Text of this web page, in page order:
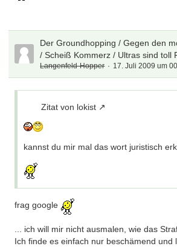
Der Groundhopping / Gegen den
/ Scheiß Kommerz / Ultras sind toll
Langenfeld-Hopper 17. Juli 2009 um
Zitat von lokist
kannst du mir mal das wort juristisch
frag google
... ich will mir nicht ausmalen, wie das
Ich finde es einfach nur beschämend